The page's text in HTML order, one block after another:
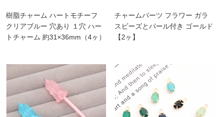
樹脂チャーム ハートモチーフ
クリアブルー 穴あり １穴 ハー
トチャーム 約31×36mm（4ヶ）
チャームパーツ フラワー ガラ
スビーズとパール付き ゴールド
【2ヶ】